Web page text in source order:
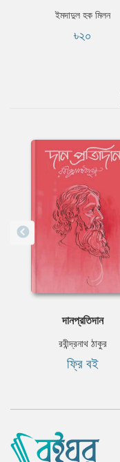
ইমদাদুল হক মিলন
৳২০
দানপ্রতিদান
রবীন্দ্রনাথ ঠাকুর
ফ্রি বই